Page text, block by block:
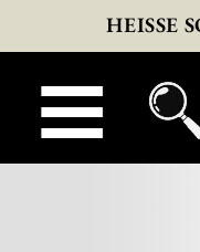
HEISSE